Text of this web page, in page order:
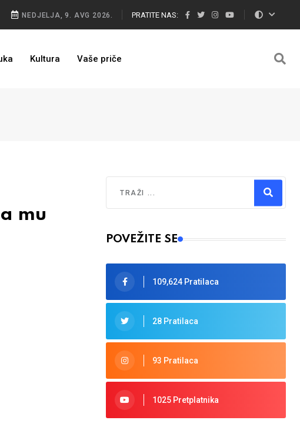
NEDJELJA, 9. AVG 2026. PRATITE NAS:
Kultura Vaše priče
mu
Type 2 or more characters for results.
POVEŽITE SE
109,624 Pratilaca
28 Pratilaca
93 Pratilaca
1025 Pretplatnika